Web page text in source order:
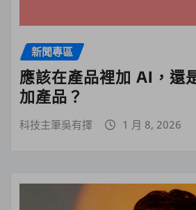
新聞專區
應該在產品裡加 AI，還
加產品？
科技主筆吳有擇 1 月 8, 2026